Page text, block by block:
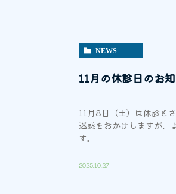
NEWS
11月の休診日のお
11月8日（土）は休診と
迷惑をおかけしますが、
す。
2025.10.27